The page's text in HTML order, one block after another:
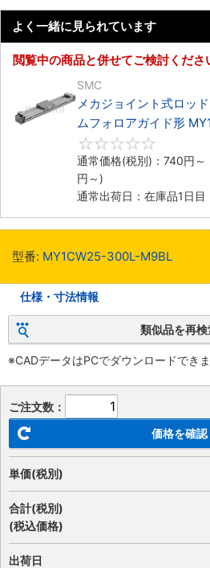
よく一緒に見られています
閲覧中の商品と併せてご検討くださ
SMC
メカジョイント式ロッ
ムフォロアガイド形
通常価格(税別)： 740円 ～
円 ～)
通常出荷日：在庫品1日目
型番: MY1CW25-300L-M9BL
仕様・寸法情報
類似品を再検
※CADデータはPCでダウンロードでき
ご注文数：
価格を確認
単価(税別)
合計(税別)
(税込価格)
出荷日